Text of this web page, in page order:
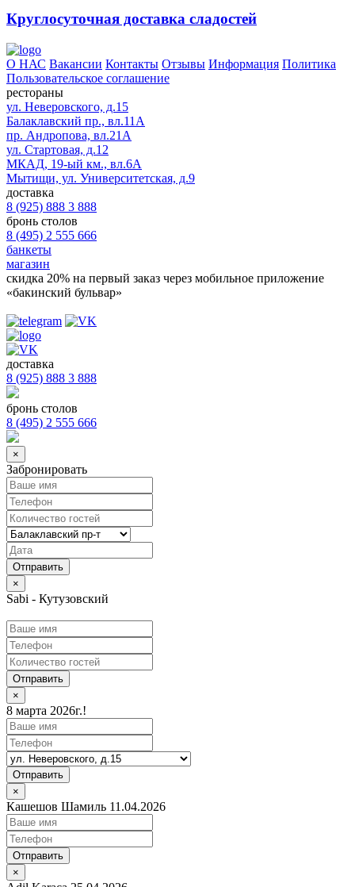
Круглосуточная доставка сладостей
О НАС Вакансии Контакты Отзывы Информация Политика
Пользовательское соглашение
рестораны
ул. Неверовского, д.15
Балаклавский пр., вл.11А
пр. Андропова, вл.21А
ул. Стартовая, д.12
МКАД, 19-ый км., вл.6А
Мытищи, ул. Университетская, д.9
доставка
8 (925) 888 3 888
бронь столов
8 (495) 2 555 666
банкеты
магазин
скидка 20% на первый заказ через мобильное приложение
«бакинский бульвар»
доставка
8 (925) 888 3 888
бронь столов
8 (495) 2 555 666
×
Забронировать
×
Sabi - Кутузовский
Отправить
×
8 марта 2026г.!
Отправить
×
Кашешов Шамиль 11.04.2026
Отправить
×